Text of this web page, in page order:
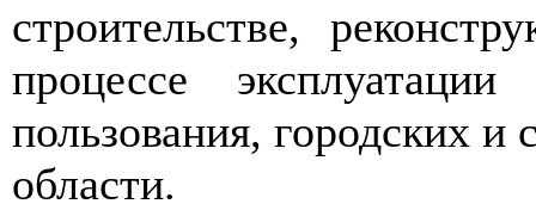
строительстве,
процессе
пользования, городских
области.